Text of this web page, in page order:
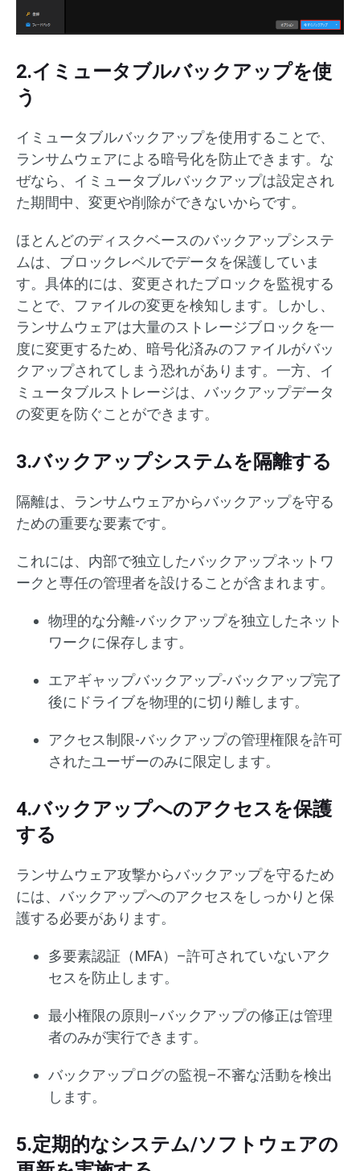
2.イミュータブルバックアップを使
う
イミュータブルバックアップを使用することで、
ランサムウェアによる暗号化を防止できます。な
ぜなら、イミュータブルバックアップは設定され
た期間中、変更や削除ができないからです。
ほとんどのディスクベースのバックアップシステ
ムは、ブロックレベルでデータを保護していま
す。具体的には、変更されたブロックを監視する
ことで、ファイルの変更を検知します。しかし、
ランサムウェアは大量のストレージブロックを一
度に変更するため、暗号化済みのファイルがバッ
クアップされてしまう恐れがあります。一方、イ
ミュータブルストレージは、バックアップデータ
の変更を防ぐことができます。
3.バックアップシステムを隔離する
隔離は、ランサムウェアからバックアップを守る
ための重要な要素です。
これには、内部で独立したバックアップネットワ
ークと専任の管理者を設けることが含まれます。
物理的な分離-バックアップを独立したネット
ワークに保存します。
エアギャップバックアップ-バックアップ完了
後にドライブを物理的に切り離します。
アクセス制限-バックアップの管理権限を許可
されたユーザーのみに限定します。
4.バックアップへのアクセスを保護
する
ランサムウェア攻撃からバックアップを守るため
には、バックアップへのアクセスをしっかりと保
護する必要があります。
多要素認証（MFA）–許可されていないアク
セスを防止します。
最小権限の原則–バックアップの修正は管理
者のみが実行できます。
バックアップログの監視–不審な活動を検出
します。
5.定期的なシステム/ソフトウェアの